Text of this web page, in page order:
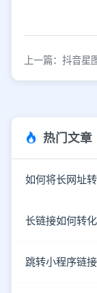
热门文章
如何将长网址
长链接如何转
跳转小程序链